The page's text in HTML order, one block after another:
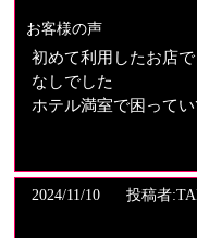
ざいました。
お客様の声
初めて利用したお店
なしでした
ホテル満室で困って
女の子は写真の通り
話し方のイメージは清
対応はとても丁寧な
2024/11/10 投稿者